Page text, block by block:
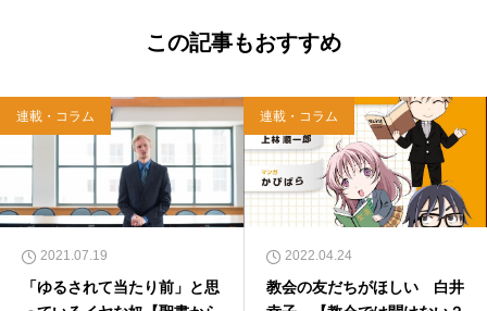
西洋哲学超入門〜』（日本実業出版）、『人生
イヤモンド社）、『世界一ゆるい聖書入門』、
『世界一ゆるい聖書教室』（「ふざけ担当」LE
ONとの共著、講談社）などがある。新著<a hr
ef="https://amzn.to/376F9aC">『ふっと心がラ
クになる 眠れぬ夜の聖書のことば』（大和書
房）</a>２０２２年３月１５日発売。
この記事もおすすめ
連載・コラム
2021.07.19
「ゆるされて当たり前」と思
連載・コラム
2022.04.24
教会の友だちがほしい 白井